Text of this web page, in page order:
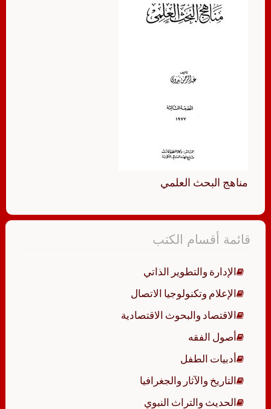
مناهج البحث العلمي
قائمة أقسام الكتب
الإدارة والتطوير الذاتي
الإعلام وتكنولوجيا الاتصال
الاقتصاد والبحوث الاقتصادية
أصول الفقه
أدبيات الطفل
التاريخ والآثار والجغرافيا
الحديث والتراث النبوي